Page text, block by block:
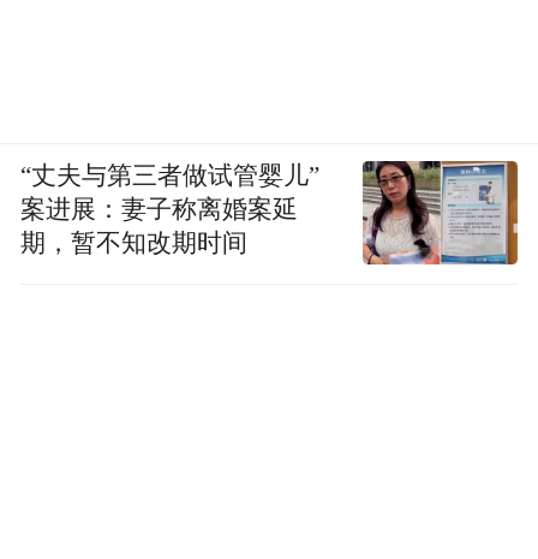
“丈夫与第三者做试管婴儿”
案进展：妻子称离婚案延
期，暂不知改期时间